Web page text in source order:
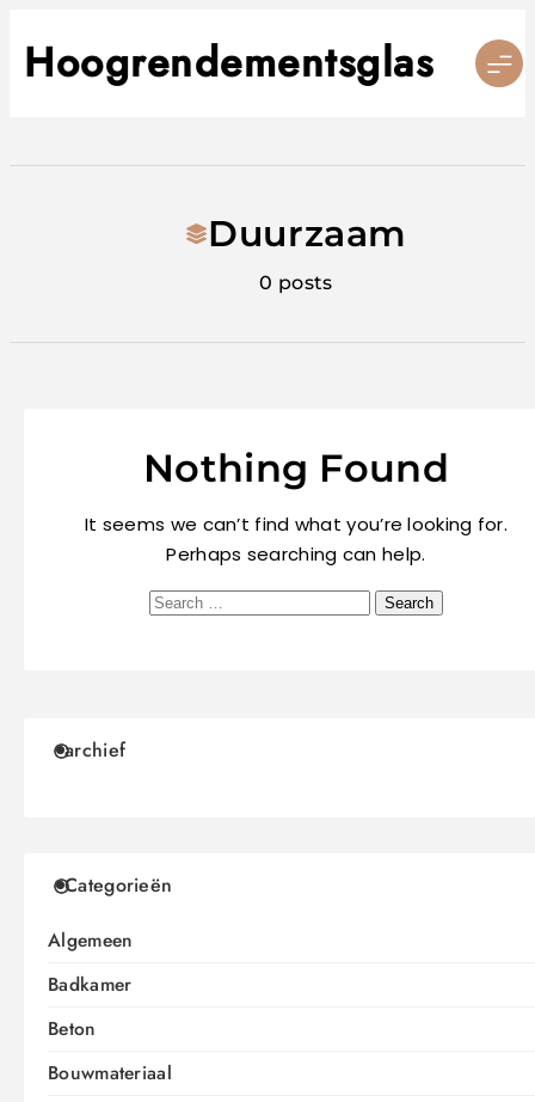
to
content
Hoogrendementsglas
Duurzaam
0 posts
Nothing Found
It seems we can’t find what you’re looking for.
Perhaps searching can help.
archief
Categorieën
Algemeen
Badkamer
Beton
Bouwmateriaal